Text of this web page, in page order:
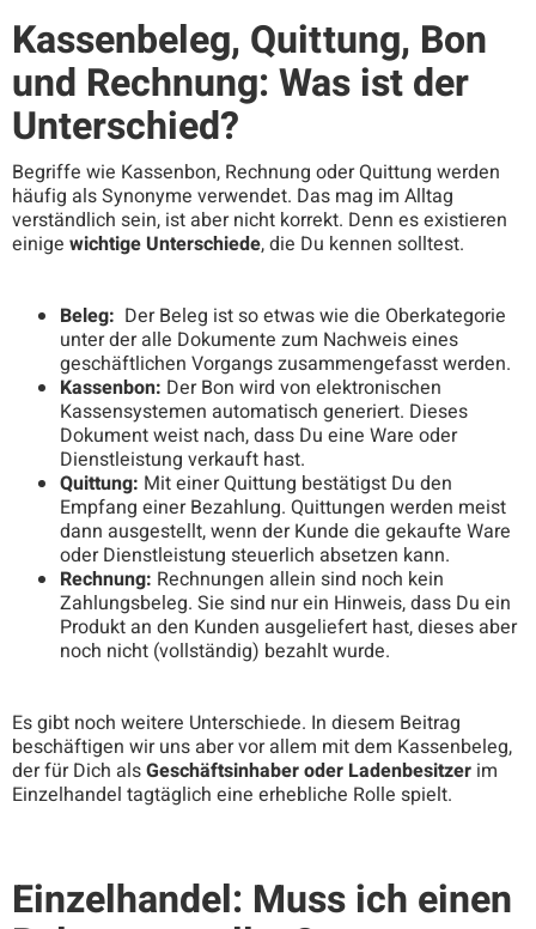
Kassenbeleg, Quittung, Bon
und Rechnung: Was ist der
Unterschied?
Begriffe wie Kassenbon, Rechnung oder Quittung werden
häufig als Synonyme verwendet. Das mag im Alltag
verständlich sein, ist aber nicht korrekt. Denn es existieren
einige wichtige Unterschiede, die Du kennen solltest.
Beleg: Der Beleg ist so etwas wie die Oberkategorie
unter der alle Dokumente zum Nachweis eines
geschäftlichen Vorgangs zusammengefasst werden.
Kassenbon: Der Bon wird von elektronischen
Kassensystemen automatisch generiert. Dieses
Dokument weist nach, dass Du eine Ware oder
Dienstleistung verkauft hast.
Quittung: Mit einer Quittung bestätigst Du den
Empfang einer Bezahlung. Quittungen werden meist
dann ausgestellt, wenn der Kunde die gekaufte Ware
oder Dienstleistung steuerlich absetzen kann.
Rechnung: Rechnungen allein sind noch kein
Zahlungsbeleg. Sie sind nur ein Hinweis, dass Du ein
Produkt an den Kunden ausgeliefert hast, dieses aber
noch nicht (vollständig) bezahlt wurde.
Es gibt noch weitere Unterschiede. In diesem Beitrag
beschäftigen wir uns aber vor allem mit dem Kassenbeleg,
der für Dich alsGeschäftsinhaber oder Ladenbesitzer im
Einzelhandel tagtäglich eine erhebliche Rolle spielt.
Einzelhandel: Muss ich einen